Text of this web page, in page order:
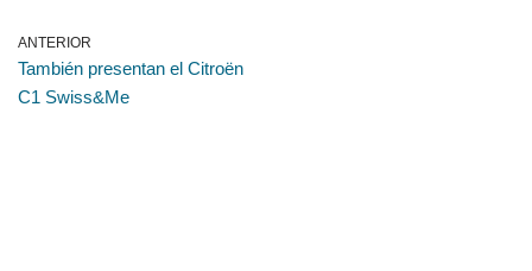
ANTERIOR
También presentan el Citroën
C1 Swiss&Me